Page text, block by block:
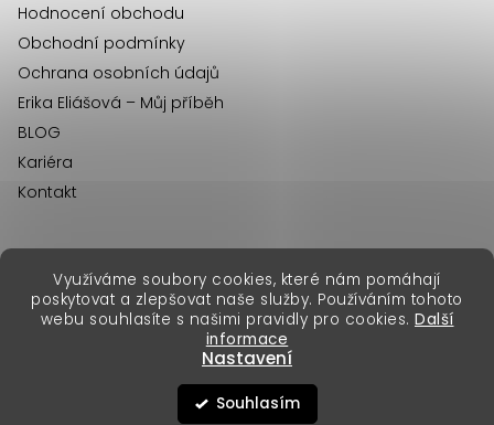
Využíváme soubory cookies, které nám pomáhají
poskytovat a zlepšovat naše služby. Používáním tohoto
webu souhlasíte s našimi pravidly pro cookies. Další
informace
Nastavení
Souhlasím
Hodnocení obchodu
Obchodní podmínky
Ochrana osobních údajů
Erika Eliášová – Můj příběh
BLOG
Kariéra
Kontakt
Vytvořil Shoptet Premium
Copyright 2026Erika Fashion. Všechna práva vyhrazena.
erikafashion.sk